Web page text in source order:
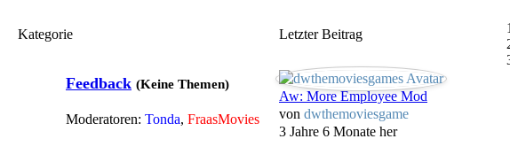
Kategorie Letzter Beitrag
Feedback (Keine Themen)
Moderatoren: Tonda, FraasMovies
Aw: More Employee Mod
von dwthemoviesgame
3 Jahre 6 Monate her